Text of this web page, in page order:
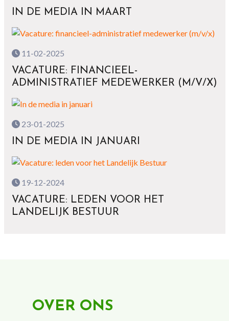
IN DE MEDIA IN MAART
11-02-2025
VACATURE: FINANCIEEL-
ADMINISTRATIEF MEDEWERKER (M/V/X)
23-01-2025
IN DE MEDIA IN JANUARI
19-12-2024
VACATURE: LEDEN VOOR HET
LANDELIJK BESTUUR
OVER ONS